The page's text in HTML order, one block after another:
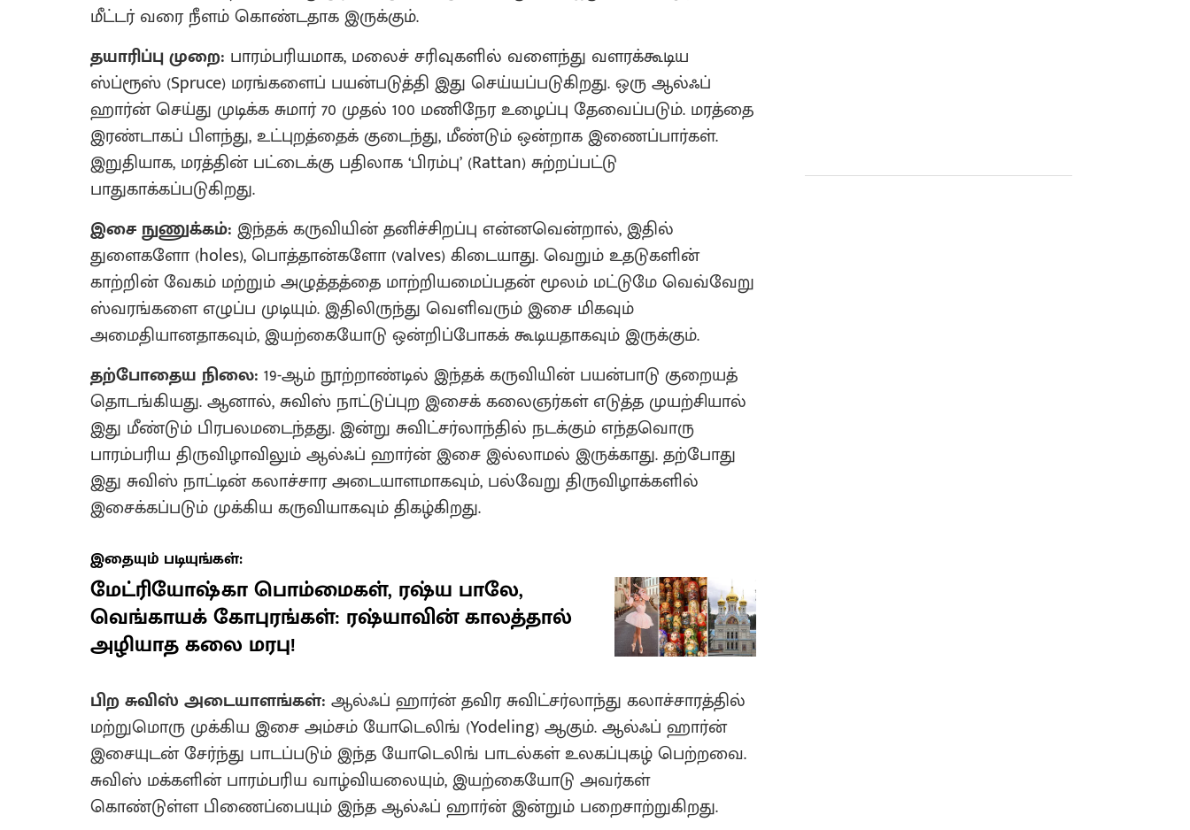
மீட்டர் வரை நீளம் கொண்டதாக இருக்கும்.
தயாரிப்பு முறை: பாரம்பரியமாக, மலைச் சரிவுகளில் வளைந்து வளரக்கூடிய
ஸ்ப்ரூஸ் (Spruce) மரங்களைப் பயன்படுத்தி இது செய்யப்படுகிறது. ஒரு ஆல்ஃப்
ஹார்ன் செய்து முடிக்க சுமார் 70 முதல் 100 மணிநேர உழைப்பு தேவைப்படும். மரத்தை
இரண்டாகப் பிளந்து, உட்புறத்தைக் குடைந்து, மீண்டும் ஒன்றாக இணைப்பார்கள்.
இறுதியாக, மரத்தின் பட்டைக்கு பதிலாக ‘பிரம்பு’ (Rattan) சுற்றப்பட்டு
பாதுகாக்கப்படுகிறது.
இசை நுணுக்கம்: இந்தக் கருவியின் தனிச்சிறப்பு என்னவென்றால், இதில்
துளைகளோ (holes), பொத்தான்களோ (valves) கிடையாது.வெறும் உதடுகளின்
காற்றின் வேகம் மற்றும் அழுத்தத்தை மாற்றியமைப்பதன் மூலம் மட்டுமே வெவ்வேறு
ஸ்வரங்களை எழுப்ப முடியும்.இதிலிருந்து வெளிவரும் இசை மிகவும்
அமைதியானதாகவும், இயற்கையோடு ஒன்றிப்போகக் கூடியதாகவும் இருக்கும்.
தற்போதைய நிலை: 19-ஆம் நூற்றாண்டில் இந்தக் கருவியின் பயன்பாடு குறையத்
தொடங்கியது. ஆனால், சுவிஸ் நாட்டுப்புற இசைக் கலைஞர்கள் எடுத்த முயற்சியால்
இது மீண்டும் பிரபலமடைந்தது. இன்று சுவிட்சர்லாந்தில் நடக்கும் எந்தவொரு
பாரம்பரிய திருவிழாவிலும் ஆல்ஃப் ஹார்ன் இசை இல்லாமல் இருக்காது. தற்போது
இது சுவிஸ் நாட்டின் கலாச்சார அடையாளமாகவும், பல்வேறு திருவிழாக்களில்
இசைக்கப்படும் முக்கிய கருவியாகவும் திகழ்கிறது.
இதையும் படியுங்கள்:
மேட்ரியோஷ்கா பொம்மைகள், ரஷ்ய பாலே,
வெங்காயக் கோபுரங்கள்: ரஷ்யாவின் காலத்தால்
அழியாத கலை மரபு!
பிற சுவிஸ் அடையாளங்கள்: ஆல்ஃப் ஹார்ன் தவிர சுவிட்சர்லாந்து கலாச்சாரத்தில்
மற்றுமொரு முக்கிய இசை அம்சம் யோடெலிங் (Yodeling) ஆகும். ஆல்ஃப் ஹார்ன்
இசையுடன் சேர்ந்து பாடப்படும் இந்த யோடெலிங் பாடல்கள் உலகப்புகழ் பெற்றவை.
சுவிஸ் மக்களின் பாரம்பரிய வாழ்வியலையும், இயற்கையோடு அவர்கள்
கொண்டுள்ள பிணைப்பையும் இந்த ஆல்ஃப் ஹார்ன் இன்றும் பறைசாற்றுகிறது.